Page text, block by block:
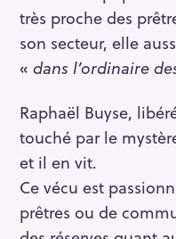
très proche des
son secteur, elle
« dans l’ordinaire
Raphaël Buyse,
touché par le
et il en vit.
Ce vécu est
prêtres ou de